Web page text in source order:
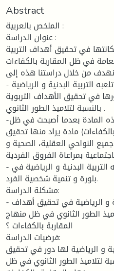
Abstract
الملخص بالعربية :
عنوان الدراسة :
في تحقيق أهداف التربية
في ظل المقاربة بالكفاءات.
من خلال دراستنا هذه إلى:
- إعطاء صورة عامة للدور الذي تلعبه التربية البدنية و الرياضية
في تحقيق الأهداف التربوية
بالنسبة لتلاميذ الطور الثانوي .
-إظهار الوجه الجديد لهذه المادة بعدما أصبحت في ظل
مادة يراد منها تحقيق
النواحي العقلية، الصحية و
بمراعاة الفروق الفردية.
- إبراز الدور الجدي الذي تلعبه التربية البدنية و الرياضية في
بلورة و تنمية شخصية الفرد.
مشكلة الدراسة:
- ما هو دور التربية البدنية و الرياضية في تحقيق أهداف
الطور الثانوي في ظل منهاج
المقاربة بالكفاءات ؟
فرضيات الدراسة:
و الرياضية لها دور في تحقيق
لتلاميذ الطور الثانوي في ظل